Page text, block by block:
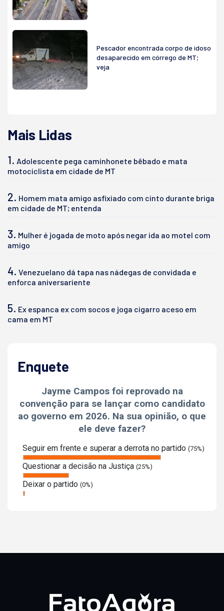
Pescador encontrada corpo de idoso
desaparecido em córrego de MT;
veja
Mais Lidas
1. Adolescente pega caminhonete bêbado e mata
motociclista em cidade de MT
2. Homem mata amigo asfixiado com cinto durante briga
em cidade de MT; entenda
3. Mulher é jogada de moto após negar ida ao motel com
amigo
4. Venezuelano dá tapa nas nádegas de convidada e
enforca aniversariente
5. Ex espanca ex com socos e joga cigarro aceso em
cama em MT
Enquete
Jayme Campos foi reprovado na
convenção para se lançar como candidato
ao governo em 2026. Na sua opinião, o que
ele deve fazer?
Seguir em frente e superar a derrota no partido (75%)
Questionar a decisão na Justiça (25%)
Deixar o partido (0%)